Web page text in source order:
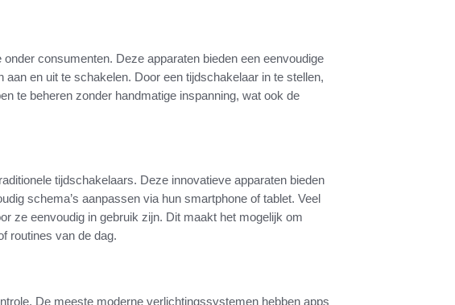
consumenten. Deze apparaten bieden een eenvoudige
en uit te schakelen. Door een tijdschakelaar in te stellen,
te beheren zonder handmatige inspanning, wat ook de
tijdschakelaars. Deze innovatieve apparaten bieden
schema’s aanpassen via hun smartphone of tablet. Veel
ze eenvoudig in gebruik zijn. Dit maakt het mogelijk om
routines van de dag.
De meeste moderne verlichtingssystemen hebben apps